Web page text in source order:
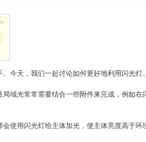
×
今天，我们一起讨论如何更好地利用闪光灯。
域光常常需要结合一些附件来完成，例如在
使用闪光灯给主体加光，使主体亮度高于环